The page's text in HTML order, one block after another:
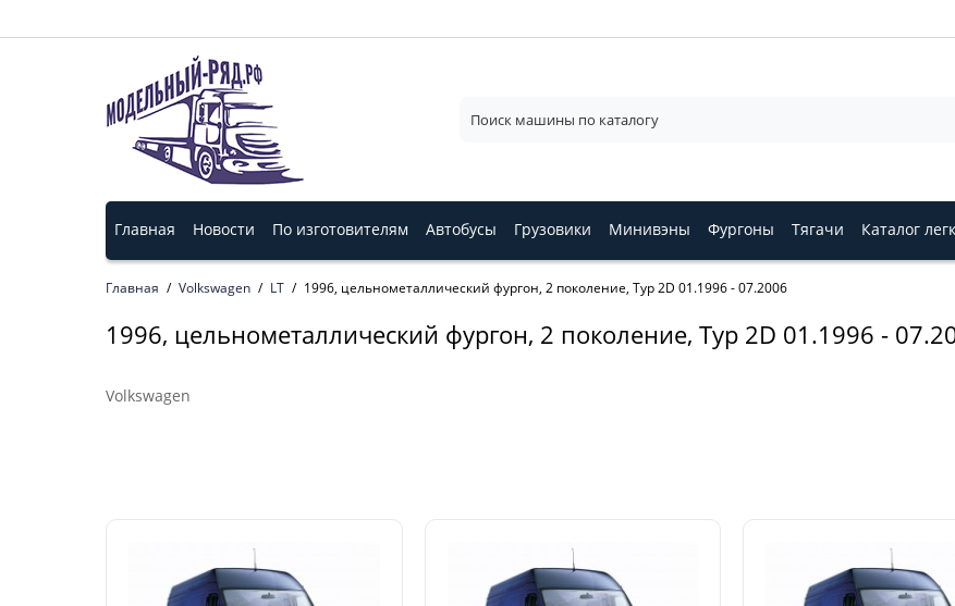
Главная Новости По изготовителям Автобусы Грузовики Минивэны Фургоны Тягачи Каталог
Главная Volkswagen LT 1996, цельнометаллический фургон, 2 поколение, Typ 2D 01.1996 - 07.2006
1996, цельнометаллический фургон, 2 поколение, Typ 2D 01.1996 -
Volkswagen